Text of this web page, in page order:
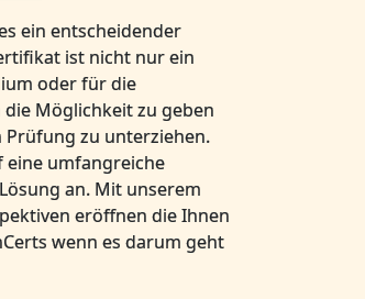
ein entscheidender
ist nicht nur ein
oder für die
Möglichkeit zu geben
Prüfung zu unterziehen.
eine umfangreiche
an. Mit unserem
eröffnen die Ihnen
wenn es darum geht